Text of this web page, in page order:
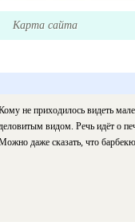
Карта сайта
не приходилось видеть
видом. Речь идёт о
даже сказать, что